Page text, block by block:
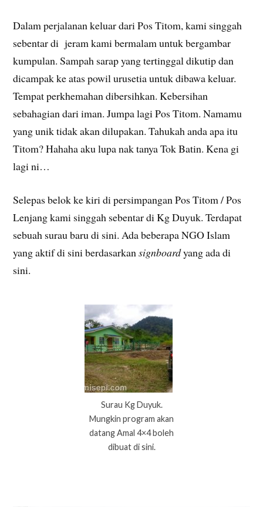
Dalam perjalanan keluar dari Pos Titom, kami singgah
sebentar di jeram kami bermalam untuk bergambar
kumpulan. Sampah sarap yang tertinggal dikutip dan
dicampak ke atas powil urusetia untuk dibawa keluar.
Tempat perkhemahan dibersihkan. Kebersihan
sebahagian dari iman. Jumpa lagi Pos Titom. Namamu
yang unik tidak akan dilupakan. Tahukah anda apa itu
Titom? Hahaha aku lupa nak tanya Tok Batin. Kena gi
lagi ni…
Selepas belok ke kiri di persimpangan Pos Titom / Pos
Lenjang kami singgah sebentar di Kg Duyuk. Terdapat
sebuah surau baru di sini. Ada beberapa NGO Islam
yang aktif di sini berdasarkansignboardyang ada di
sini.
Surau Kg Duyuk.
Mungkin program akan
datang Amal 4×4 boleh
dibuat di sini.